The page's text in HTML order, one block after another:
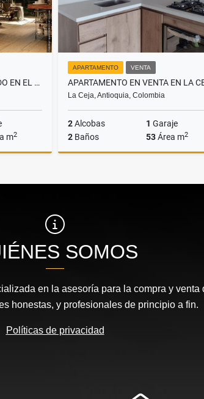
APARTAMENTO EN ARRIENDO EN EL POBLADO, SECTOR MANILA
m2
APARTAMENTO VENTA
La Ceja, Antioquia, Colombia
2Alcobas 1 Garaje
2 Baños 53Área m2
$285.000.000
SOMOS
en la asesoría para la compra y venta
honestas, y profesionales de principio a fin.
Políticas de privacidad